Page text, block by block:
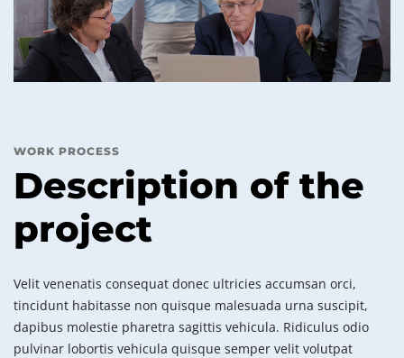
WORK PROCESS
Description of the
project
Velit venenatis consequat donec ultricies accumsan orci,
tincidunt habitasse non quisque malesuada urna suscipit,
dapibus molestie pharetra sagittis vehicula. Ridiculus odio
pulvinar lobortis vehicula quisque semper velit volutpat